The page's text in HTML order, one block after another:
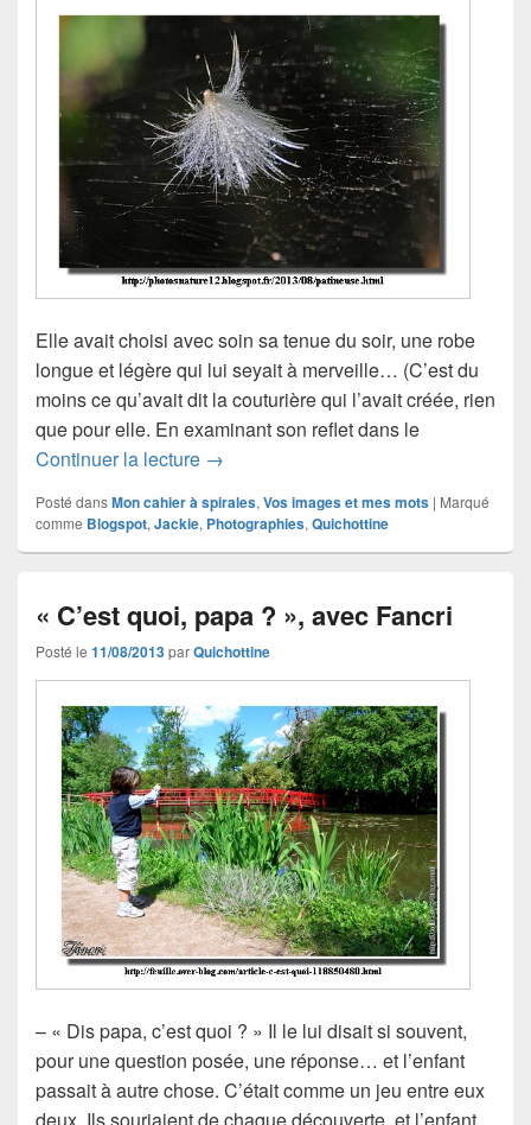
Elle avait choisi avec soin sa tenue du soir, une robe
longue et légère qui lui seyait à merveille… (C’est du
moins ce qu’avait dit la couturière qui l’avait créée, rien
que pour elle. En examinant son reflet dans le
Continuer la lecture Nuit de rêve, avec Jackie
→
Posté dansMon cahier à spirales, Vos images et mes mots | Marqué
comme Blogspot, Jackie, Photographies, Quichottine
« C’est quoi, papa ? », avec Fancri
Posté le 11/08/2013parQuichottine
– « Dis papa, c’est quoi ? » Il le lui disait si souvent,
pour une question posée, une réponse… et l’enfant
passait à autre chose. C’était comme un jeu entre eux
deux. Ils souriaient de chaque découverte, et l’enfant